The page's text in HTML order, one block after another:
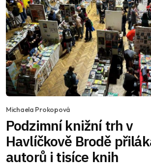
Michaela Prokopová
Podzimní knižní trh v
Havlíčkově Brodě
autorů i tisíce knih